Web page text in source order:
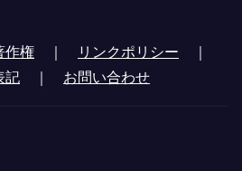
作権 ｜ リンクポリシー ｜
記 ｜ お問い合わせ